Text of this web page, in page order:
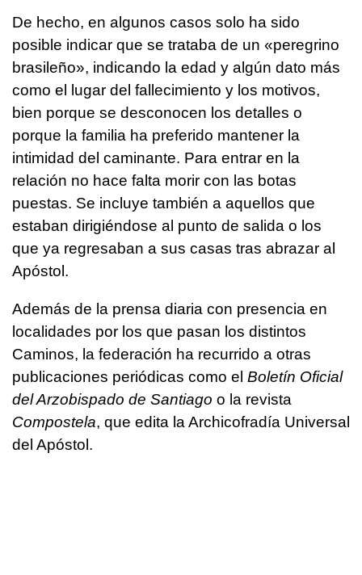
De hecho, en algunos casos solo ha sido
posible indicar que se trataba de un «peregrino
brasileño», indicando la edad y algún dato más
como el lugar del fallecimiento y los motivos,
bien porque se desconocen los detalles o
porque la familia ha preferido mantener la
intimidad del caminante. Para entrar en la
relación no hace falta morir con las botas
puestas. Se incluye también a aquellos que
estaban dirigiéndose al punto de salida o los
que ya regresaban a sus casas tras abrazar al
Apóstol.
Además de la prensa diaria con presencia en
localidades por los que pasan los distintos
Caminos, la federación ha recurrido a otras
publicaciones periódicas como el Boletín Oficial
del Arzobispado de Santiago o la revista
Compostela, que edita la Archicofradía Universal
del Apóstol.